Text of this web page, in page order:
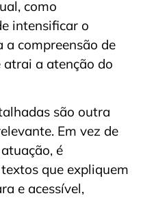
como
intensificar o
compreensão de
atrai a atenção do
são outra
Em vez de
é
que expliquem
e acessível,